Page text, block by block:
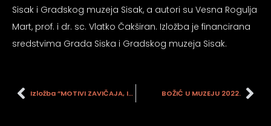
Sisak i Gradskog muzeja Sisak, a autori su Vesna Rogulja
Mart, prof. i dr. sc. Vlatko Čakširan. Izložba je financirana
sredstvima Grada Siska i Gradskog muzeja Sisak.
Izložba ”MOTIVI ZAVIČAJA, IVAN RUBČIĆ, (1886.-1940.), učitelj i fotograf” BOŽIĆ U MUZEJU 2022.